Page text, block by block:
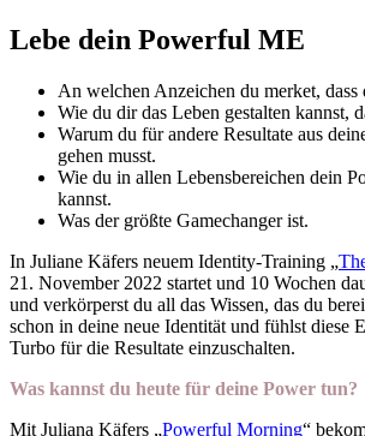
Lebe dein Powerful ME
An welchen Anzeichen du merket, dass
Wie du dir das Leben gestalten kannst,
Warum du für andere Resultate aus
gehen musst.
Wie du in allen Lebensbereichen dein
kannst.
Was der größte Gamechanger ist.
In Juliane Käfers neuem Identity-Training „
21. November 2022 startet und 10 Wochen
und verkörperst du all das Wissen, das du
schon in deine neue Identität und fühlst diese
Turbo für die Resultate einzuschalten.
Was kannst du heute für deine Power tun?
Mit Juliana Käfers „Powerful Morning“